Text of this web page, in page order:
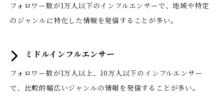
フォロワー数が1万人以下のインフルエンサーで、地域や特定
のジャンルに特化した情報を発信することが多い。
ミドルインフルエンサー
フォロワー数が1万人以上、10万人以下のインフルエンサー
で、比較的幅広いジャンルの情報を発信することが多い。